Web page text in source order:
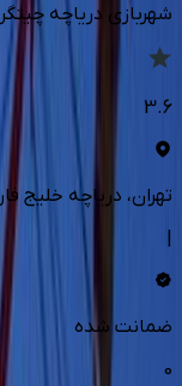
شهربازی دریاچه
3.6
تهران، دریاچه خلیج
ضمانت شده
0